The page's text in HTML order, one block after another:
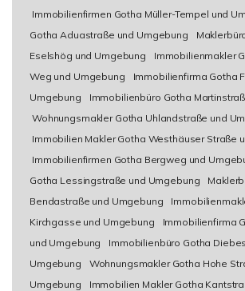
Immobilienfirmen Gotha Müller-Tempel und
Gotha Aduastraße und Umgebung
Eselshög und Umgebung
Immobilienmakler
Weg und Umgebung
Immobilienfirma Gotha
Umgebung
Immobilienbüro Gotha
Wohnungsmakler Gotha Uhlandstraße und
Immobilien Makler Gotha Westhäuser Straße
Immobilienfirmen Gotha Bergweg und
Gotha Lessingstraße und Umgebung
Bendastraße und Umgebung
Kirchgasse und Umgebung
Immobilienfirma
und Umgebung
Immobilienbüro Gotha
Umgebung
Wohnungsmakler Gotha Hohe
Umgebung
Immobilien Makler Gotha